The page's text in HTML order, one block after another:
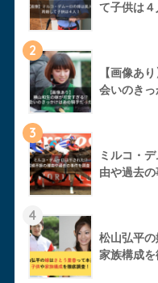
て子供は４
2
【画像あ
会いのきっ
3
ミルコ・
由や過去の
4
松山弘平
家族構成を